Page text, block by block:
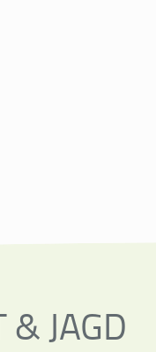
& JAGD